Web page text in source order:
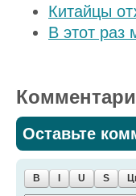
Китайцы
В этот раз
Оставьте
B U S